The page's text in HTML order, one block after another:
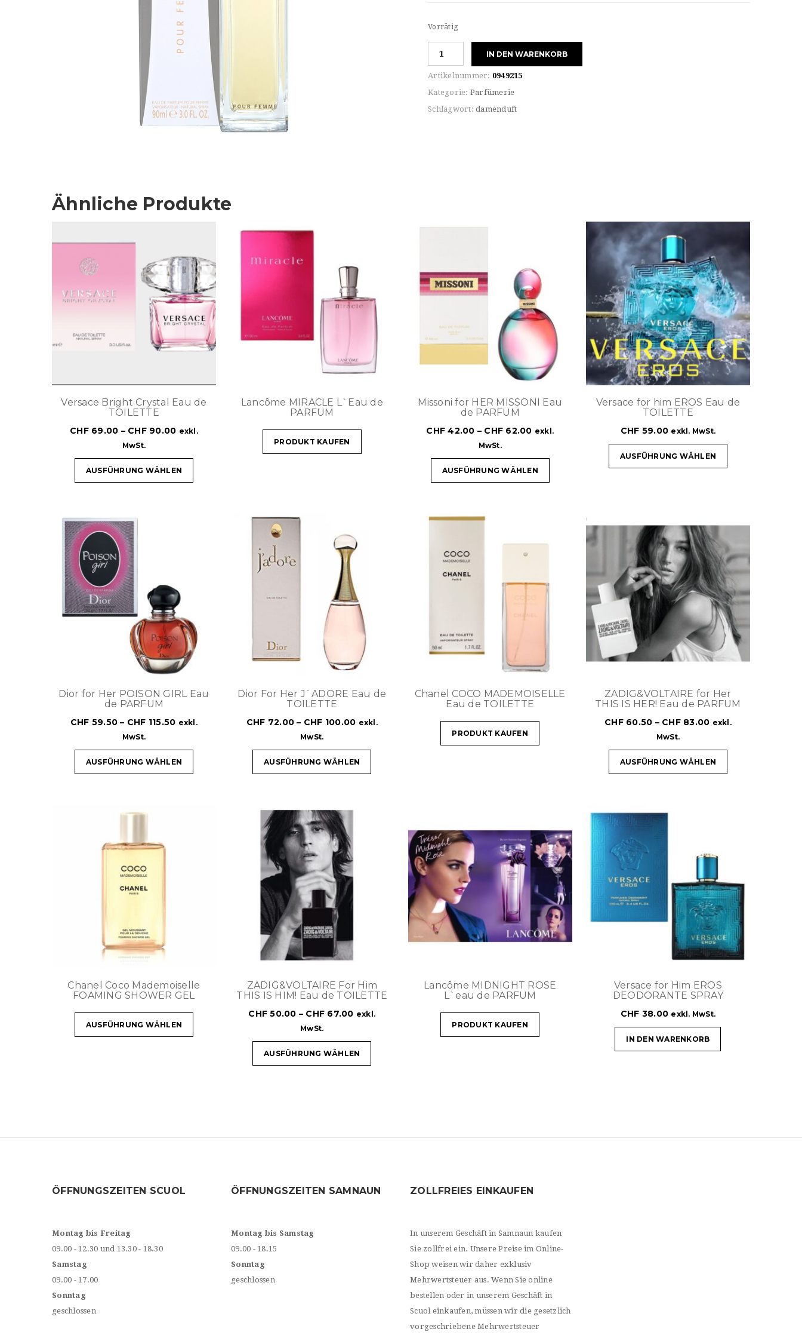
Vorrätig
FEMME
PARFUM
IN DEN WARENKORB
Artikelnummer: 0949215
Kategorie: Parfümerie
Schlagwort: damenduft
Ähnliche Produkte
Versace Bright Crystal Eau de
TOILETTE
CHF69.00 – CHF90.00 exkl.
MwSt.
AUSFÜHRUNG WÄHLEN
Lancôme MIRACLE L`Eau de
PARFUM
PRODUKT KAUFEN
Missoni for HER MISSONI Eau
de PARFUM
CHF 42.00 – CHF 62.00 exkl.
MwSt.
AUSFÜHRUNG WÄHLEN
Versace for him EROS Eau de
TOILETTE
CHF 59.00 exkl. MwSt.
AUSFÜHRUNG WÄHLEN
Dior for Her POISON GIRL Eau
de PARFUM
CHF 59.50 – CHF 115.50 exkl.
MwSt.
AUSFÜHRUNG WÄHLEN
Dior For Her J`ADORE Eau de
TOILETTE
CHF 72.00 – CHF 100.00 exkl.
MwSt.
AUSFÜHRUNG WÄHLEN
Chanel COCO MADEMOISELLE
Eau de TOILETTE
PRODUKT KAUFEN
ZADIG&VOLTAIRE for Her
THIS IS HER! Eau de PARFUM
CHF60.50 – CHF83.00 exkl.
MwSt.
AUSFÜHRUNG WÄHLEN
Chanel Coco Mademoiselle
FOAMING SHOWER GEL
AUSFÜHRUNG WÄHLEN
ZADIG&VOLTAIRE For Him
THIS IS HIM! Eau de TOILETTE
CHF 50.00 – CHF 67.00 exkl.
MwSt.
AUSFÜHRUNG WÄHLEN
Lancôme MIDNIGHT ROSE
L`eau de PARFUM
PRODUKT KAUFEN
Versace for Him EROS
DEODORANTE SPRAY
CHF 38.00 exkl. MwSt.
IN DEN WARENKORB
ÖFFNUNGSZEITEN SCUOL
Montag bis Freitag
09.00 - 12.30 und 13.30 - 18.30
Samstag
09.00 - 17.00
Sonntag
geschlossen
ÖFFNUNGSZEITEN SAMNAUN
Montag bis Samstag
09.00 - 18.15
Sonntag
geschlossen
ZOLLFREIES EINKAUFEN
In unserem Geschäft in Samnaun kaufen
Sie zollfrei ein. Unsere Preise im Online-
Shop weisen wir daher exklusiv
Mehrwertsteuer aus. Wenn Sie online
bestellen oder in unserem Geschäft in
Scuol einkaufen, müssen wir die gesetzlich
vorgeschriebene Mehrwertsteuer